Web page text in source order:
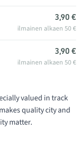
3,90 €
ilmainen alkaen 50 €
3,90 €
ilmainen alkaen 50 €
valued in track
quality city and
matter.